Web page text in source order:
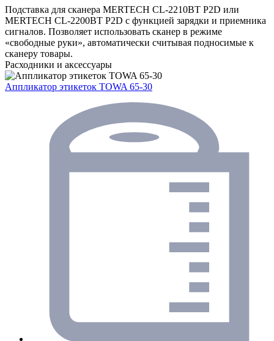
Подставка для сканера MERTECH CL-2210BT P2D или
MERTECH CL-2200BT P2D с функцией зарядки и приемника
сигналов. Позволяет использовать сканер в режиме
«свободные руки», автоматически считывая подносимые к
сканеру товары.
Расходники и аксессуары
Аппликатор этикеток TOWA 65-30